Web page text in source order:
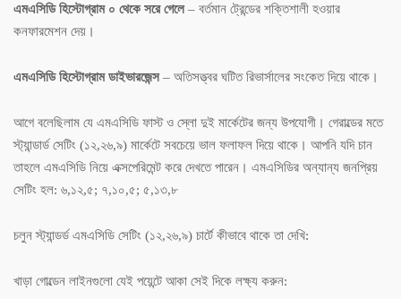
এমএসিডি হিস্টোগ্রাম ০ থেকে সরে গেলে– বর্তমান ট্রেন্ডের শক্তিশালী হওয়ার
কনফারমেশন দেয়।
এমএসিডি হিস্টোগ্রাম ডাইভারজেন্স– অতিসত্ত্বর ঘটিত রিভার্সালের সংকেত দিয়ে থাকে।
আগে বলেছিলাম যে এমএসিডি ফাস্ট ও স্লো দুই মার্কেটের জন্য উপযোগী। গেরাল্ডের মতে
স্ট্যান্ডার্ড সেটিং (১২,২৬,৯) মার্কেটে সবচেয়ে ভাল ফলাফল দিয়ে থাকে। আপনি যদি চান
তাহলে এমএসিডি নিয়ে এক্সপেরিমেন্ট করে দেখতে পারেন। এমএসিডির অন্যান্য জনপ্রিয়
সেটিং হল: ৬,১২,৫; ৭,১০,৫; ৫,১৩,৮
চলুন স্ট্যান্ডর্ড এমএসিডি সেটিং (১২,২৬,৯) চার্টে কীভাবে থাকে তা দেখি:
খাড়া গোল্ডেন লাইনগুলো যেই পয়েন্টে আকা সেই দিকে লক্ষ্য করুন: